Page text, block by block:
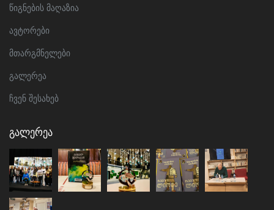
წიგნების მაღაზია
ავტორები
მთარგმნელები
გალერეა
ჩვენ შესახებ
Გალერეა